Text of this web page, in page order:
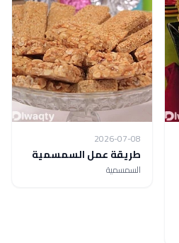
2026-07-08
طريقة عمل السمسمية
السمسمية